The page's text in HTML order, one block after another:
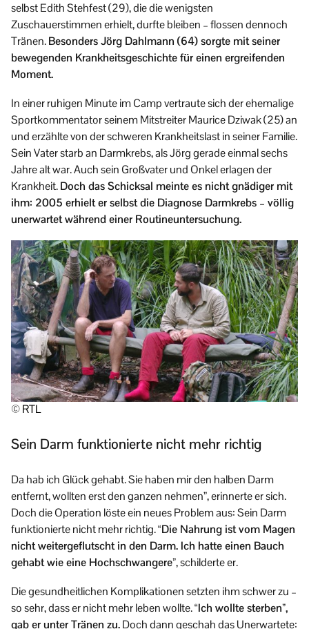
selbst Edith Stehfest (29), die die wenigsten
Zuschauerstimmen erhielt, durfte bleiben – flossen dennoch
Tränen.Besonders Jörg Dahlmann (64) sorgte mit seiner
bewegenden Krankheitsgeschichte für einen ergreifenden
Moment.
In einer ruhigen Minute im Camp vertraute sich der ehemalige
Sportkommentator seinem Mitstreiter Maurice Dziwak (25) an
und erzählte von der schweren Krankheitslast in seiner Familie.
Sein Vater starb an Darmkrebs, als Jörg gerade einmal sechs
Jahre alt war. Auch sein Großvater und Onkel erlagen der
Krankheit.Doch das Schicksal meinte es nicht gnädiger mit
ihm: 2005 erhielt er selbst die Diagnose Darmkrebs – völlig
unerwartet während einer Routineuntersuchung.
© RTL
Sein Darm funktionierte nicht mehr richtig
Da hab ich Glück gehabt. Sie haben mir den halben Darm
entfernt, wollten erst den ganzen nehmen”, erinnerte er sich.
Doch die Operation löste ein neues Problem aus: Sein Darm
funktionierte nicht mehr richtig.“Die Nahrung ist vom Magen
nicht weitergeflutscht in den Darm. Ich hatte einen Bauch
gehabt wie eine Hochschwangere”, schilderte er.
Die gesundheitlichen Komplikationen setzten ihm schwer zu –
so sehr, dass er nicht mehr leben wollte.“Ich wollte sterben”,
gab er unter Tränen zu.Doch dann geschah das Unerwartete: